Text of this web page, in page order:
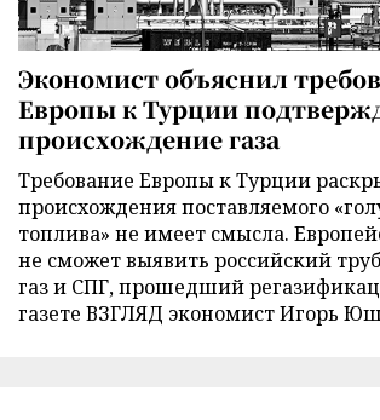
Экономист объяснил
Европы к Турции
происхождение газа
Требование Европы к Турции
происхождения поставляемого
топлива» не имеет смысла.
не сможет выявить российский
газ и СПГ, прошедший
газете ВЗГЛЯД экономист Игорь